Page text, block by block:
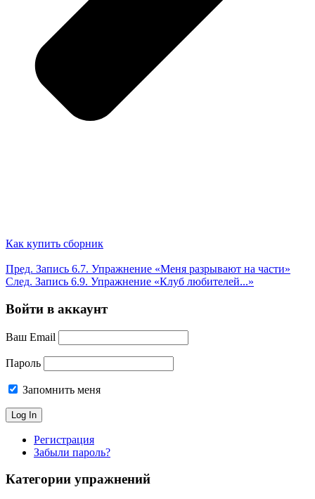
Как купить сборник
Пред. Запись 6.7. Упражнение «Меня разрывают на части»
След. Запись 6.9. Упражнение «Клуб любителей...»
Войти в аккаунт
Ваш Email
Пароль
Запомнить меня
Регистрация
Забыли пароль?
Категории упражнений